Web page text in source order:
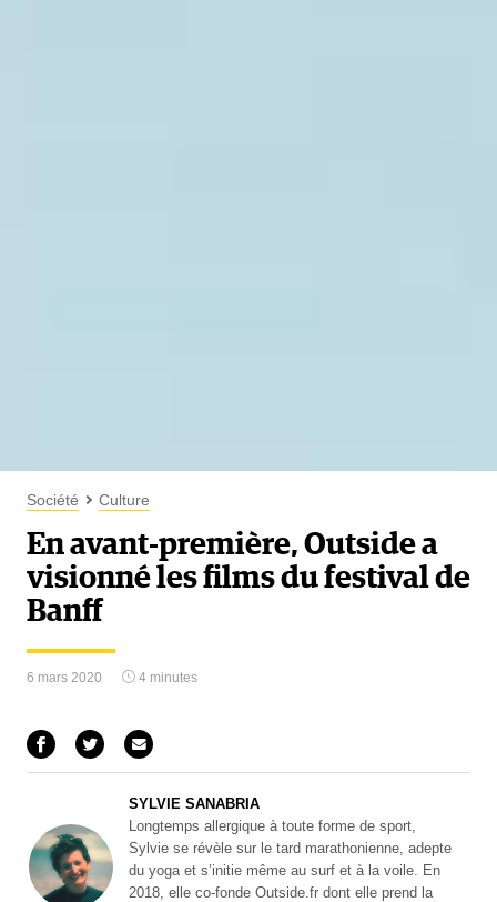
Société Culture
En avant-première, Outside a
visionné les films du festival de
Banff
6 mars 2020 4 minutes
SYLVIE SANABRIA
Longtemps allergique à toute forme de sport,
Sylvie se révèle sur le tard marathonienne, adepte
du yoga et s’initie même au surf et à la voile. En
2018, elle co-fonde Outside.fr dont elle prend la